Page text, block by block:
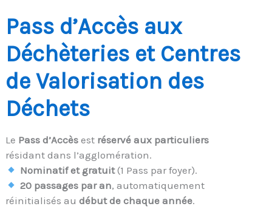
Pass d’Accès aux
Déchèteries et Centres
de Valorisation des
Déchets
Le Pass d’Accès est réservé aux particuliers
résidant dans l’agglomération.
Nominatif et gratuit(1 Pass par foyer).
20 passages par an, automatiquement
réinitialisés audébut de chaque année.